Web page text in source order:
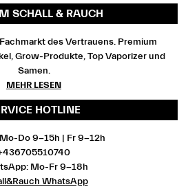
SCHALL & RAUCH
des Vertrauens. Premium
Grow-Produkte, Top Vaporizer und
Samen.
MEHR LESEN
HOTLINE
Do 9-15h | Fr 9-12h
Mo-Fr 9-18h
WhatsApp